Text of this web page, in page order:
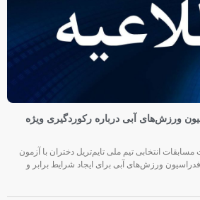
ورزش‌های آبی درباره رکوردگیری ویژه
انتخابی تیم ملی تایم‌تریل دختران با آزمون
ورزش‌های آبی برای ایجاد شرایط برابر و